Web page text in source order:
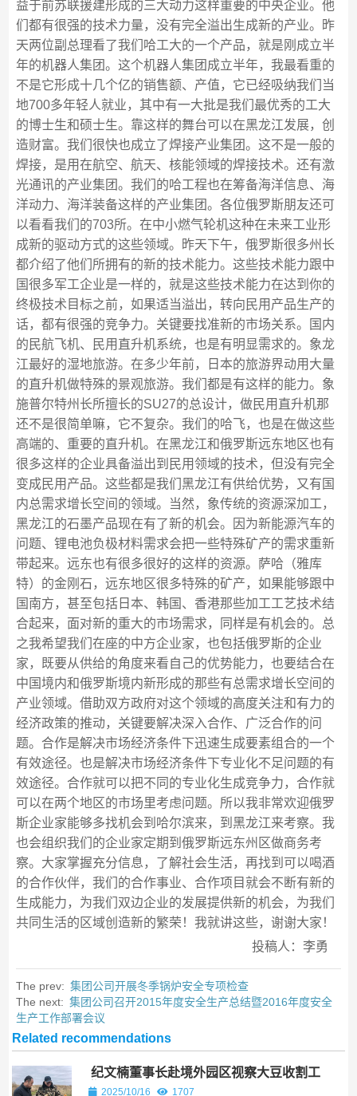
益于前苏联援建形成的三大动力这样重要的中央企业。他
们都有很强的技术力量，没有完全溢出生成新的产业。昨
天两位副总理看了我们哈工大的一个产品，就是刚成立半
年的机器人集团。这个机器人集团成立半年，我最看重的
不是它形成十几个亿的销售额、产值，它已经吸纳我们当
地700多年轻人就业，其中有一大批是我们最优秀的工大
的博士生和硕士生。靠这样的舞台可以在黑龙江发展，创
造财富。我们很快也成立了焊接产业集团。这不是一般的
焊接，是用在航空、航天、核能领域的焊接技术。还有激
光通讯的产业集团。我们的哈工程也在筹备海洋信息、海
洋动力、海洋装备这样的产业集团。各位俄罗斯朋友还可
以看看我们的703所。在中小燃气轮机这种在未来工业形
成新的驱动方式的这些领域。昨天下午，俄罗斯很多州长
都介绍了他们所拥有的新的技术能力。这些技术能力跟中
国很多军工企业是一样的，就是这些技术能力在达到你的
终极技术目标之前，如果适当溢出，转向民用产品生产的
话，都有很强的竞争力。关键要找准新的市场关系。国内
的民航飞机、民用直升机系统，也是有明显需求的。象龙
江最好的湿地旅游。在多少年前，日本的旅游界动用大量
的直升机做特殊的景观旅游。我们都是有这样的能力。象
施普尔特州长所擅长的SU27的总设计，做民用直升机那
还不是很简单嘛，它不复杂。我们的哈飞，也是在做这些
高端的、重要的直升机。在黑龙江和俄罗斯远东地区也有
很多这样的企业具备溢出到民用领域的技术，但没有完全
变成民用产品。这些都是我们黑龙江有供给优势，又有国
内总需求增长空间的领域。当然，象传统的资源深加工，
黑龙江的石墨产品现在有了新的机会。因为新能源汽车的
问题、锂电池负极材料需求会把一些特殊矿产的需求重新
带起来。远东也有很多很好的这样的资源。萨哈（雅库
特）的金刚石，远东地区很多特殊的矿产，如果能够跟中
国南方，甚至包括日本、韩国、香港那些加工工艺技术结
合起来，面对新的重大的市场需求，同样是有机会的。总
之我希望我们在座的中方企业家，也包括俄罗斯的企业
家，既要从供给的角度来看自己的优势能力，也要结合在
中国境内和俄罗斯境内新形成的那些有总需求增长空间的
产业领域。借助双方政府对这个领域的高度关注和有力的
经济政策的推动，关键要解决深入合作、广泛合作的问
题。合作是解决市场经济条件下迅速生成要素组合的一个
有效途径。也是解决市场经济条件下专业化不足问题的有
效途径。合作就可以把不同的专业化生成竞争力，合作就
可以在两个地区的市场里考虑问题。所以我非常欢迎俄罗
斯企业家能够多找机会到哈尔滨来，到黑龙江来考察。我
也会组织我们的企业家定期到俄罗斯远东州区做商务考
察。大家掌握充分信息，了解社会生活，再找到可以喝酒
的合作伙伴，我们的合作事业、合作项目就会不断有新的
生成能力，为我们双边企业的发展提供新的机会，为我们
共同生活的区域创造新的繁荣！我就讲这些，谢谢大家！
投稿人：李勇
The prev: 集团公司开展冬季锅炉安全专项检查
The next: 集团公司召开2015年度安全生产总结暨2016年度安全
生产工作部署会议
Related recommendations
纪文楠董事长赴境外园区视察大豆收割工
作2025/10/16
1707